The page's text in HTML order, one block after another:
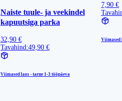
Naiste tuule- ja veekindel
kapuutsiga parka
32,90 €
Tavahind:49,90 €
Viimased laos - tarne 1-3 tööpäeva
7,90 €
Viimased